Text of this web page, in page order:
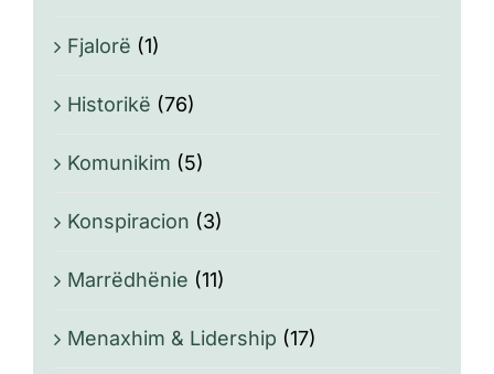
Fjalorë (1)
Historikë (76)
Komunikim (5)
Konspiracion (3)
Marrëdhënie (11)
Menaxhim & Lidership (17)